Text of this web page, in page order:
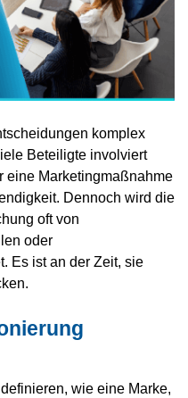
komplex
Beteiligte involviert
eine Marketingmaßnahme
Dennoch wird die
oft von
oder
Es ist an der Zeit, sie
wie eine Marke,